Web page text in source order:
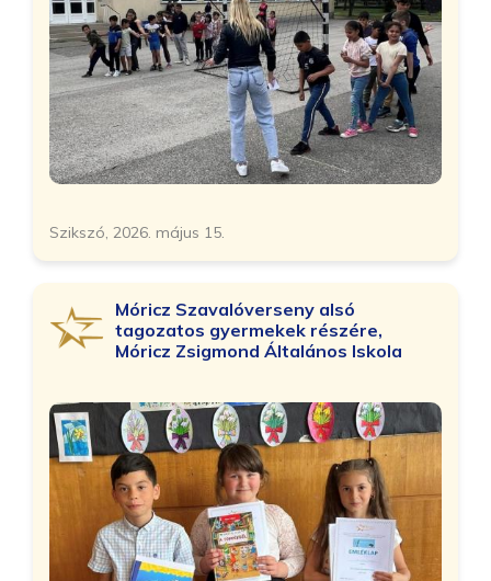
Szikszó, 2026. május 15.
Móricz Szavalóverseny alsó
tagozatos gyermekek részére,
Móricz Zsigmond Általános Iskola